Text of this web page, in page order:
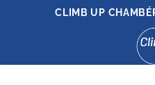
CLIMB UP